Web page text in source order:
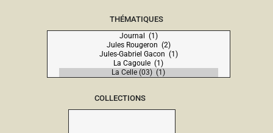
THÉMATIQUES
COLLECTIONS